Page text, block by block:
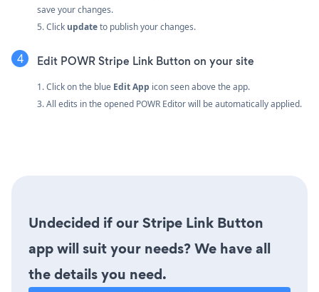
save your changes.
5. Click updateto publish your changes.
Edit POWR Stripe Link Button on your site
1. Click on the blue Edit App icon seen above the app.
3. All edits in the opened POWR Editor will be automatically applied.
Undecided if our Stripe Link Button
app will suit your needs? We have all
the details you need.